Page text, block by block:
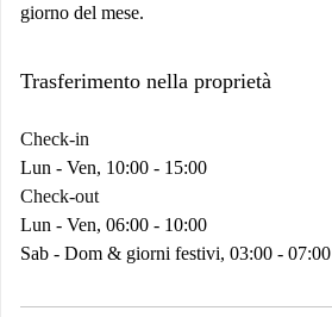
giorno del mese.
Trasferimento nella proprietà
Check-in
Lun - Ven, 10:00 - 15:00
Check-out
Lun - Ven, 06:00 - 10:00
Sab - Dom & giorni festivi, 03:00 - 07:00